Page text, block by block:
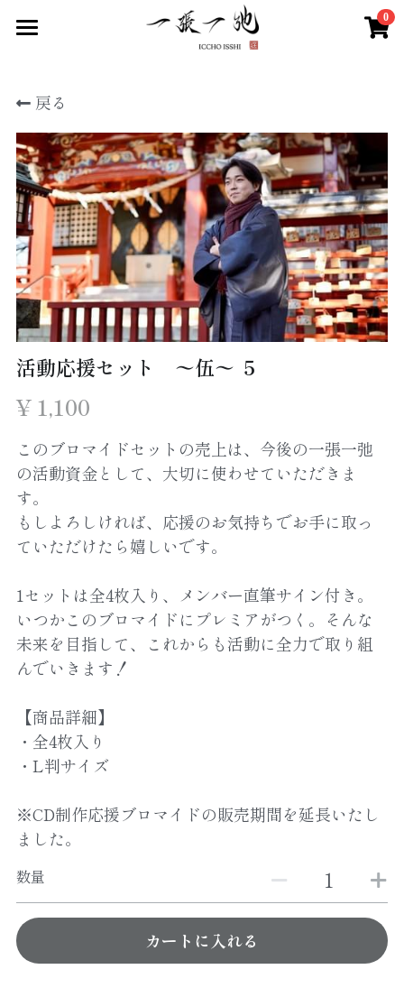
0
メンバー
イベント情報
ショップ
SNS
人気曲投票ページ
お問い合わせ
検索
戻る
活動応援セット 〜伍〜 ５
¥ 1,100
このブロマイドセットの売上は、今後の一張一弛
の活動資金として、大切に使わせていただきま
す。
もしよろしければ、応援のお気持ちでお手に取っ
ていただけたら嬉しいです。
1セットは全4枚入り、メンバー直筆サイン付き。
いつかこのブロマイドにプレミアがつく。そんな
未来を目指して、これからも活動に全力で取り組
んでいきます！
【商品詳細】
・全4枚入り
・L判サイズ
※CD制作応援ブロマイドの販売期間を延長いたし
ました。
数量
カートに入れる
×
ストアカテゴリー
すべてのカテゴリー